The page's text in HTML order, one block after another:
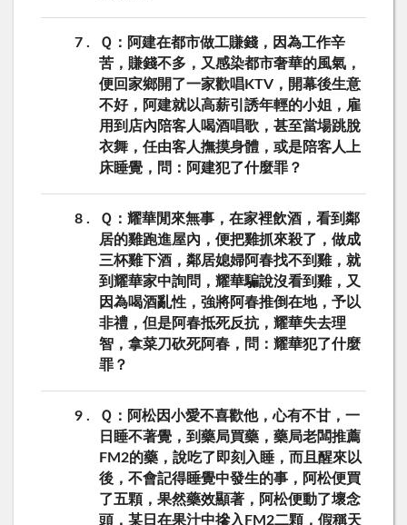
7
Ｑ：阿建在都市做工賺錢，因為工作辛
苦，賺錢不多，又感染都市奢華的風氣，
便回家鄉開了一家歡唱KTV，開幕後生意
不好，阿建就以高薪引誘年輕的小姐，雇
用到店內陪客人喝酒唱歌，甚至當場跳脫
衣舞，任由客人撫摸身體，或是陪客人上
床睡覺，問：阿建犯了什麼罪？
8
Ｑ：耀華閒來無事，在家裡飲酒，看到鄰
居的雞跑進屋內，便把雞抓來殺了，做成
三杯雞下酒，鄰居媳婦阿春找不到雞，就
到耀華家中詢問，耀華騙說沒看到雞，又
因為喝酒亂性，強將阿春推倒在地，予以
非禮，但是阿春抵死反抗，耀華失去理
智，拿菜刀砍死阿春，問：耀華犯了什麼
罪？
9
Ｑ：阿松因小愛不喜歡他，心有不甘，一
日睡不著覺，到藥局買藥，藥局老闆推薦
FM2的藥，說吃了即刻入睡，而且醒來以
後，不會記得睡覺中發生的事，阿松便買
了五顆，果然藥效顯著，阿松便動了壞念
頭，某日在果汁中摻入FM2二顆，假稱天